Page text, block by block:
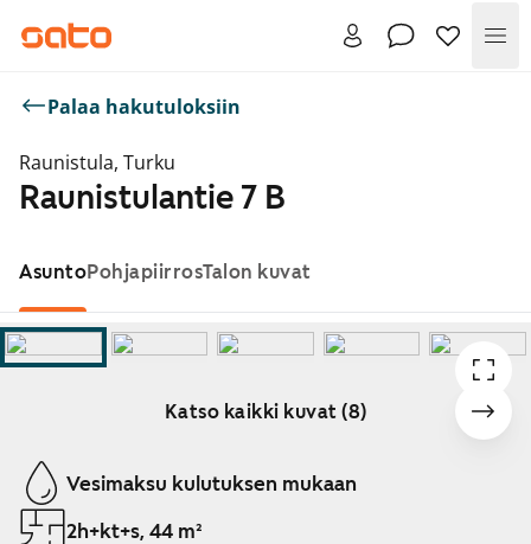
Palaa hakutuloksiin
Raunistula, Turku
Raunistulantie 7 B
AsuntoPohjapiirrosTalon kuvat
Katso kaikki kuvat (8)
Näytetään dia 1 / 8
Vesimaksu kulutuksen mukaan
2h+kt+s, 44 m²